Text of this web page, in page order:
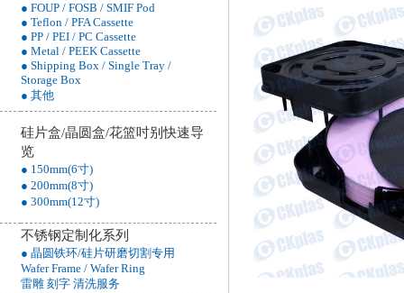
● FOUP / FOSB / SMIF Pod
● Teflon / PFA Cassette
● PP / PEI / PC Cassette
● Metal / PEEK Cassette
● Shipping Box / Single Tray /
Storage Box
● 其他
硅片盒/晶圆盒/花篮吋别快速导
览
● 150mm(6寸)
● 200mm(8寸)
● 300mm(12寸)
不锈钢定制化系列
● 晶圆铁环/硅片研磨切割专用
Wafer Frame / Wafer Ring
雷雕 刻字 清洗服务